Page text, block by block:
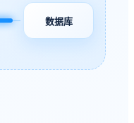
数据库